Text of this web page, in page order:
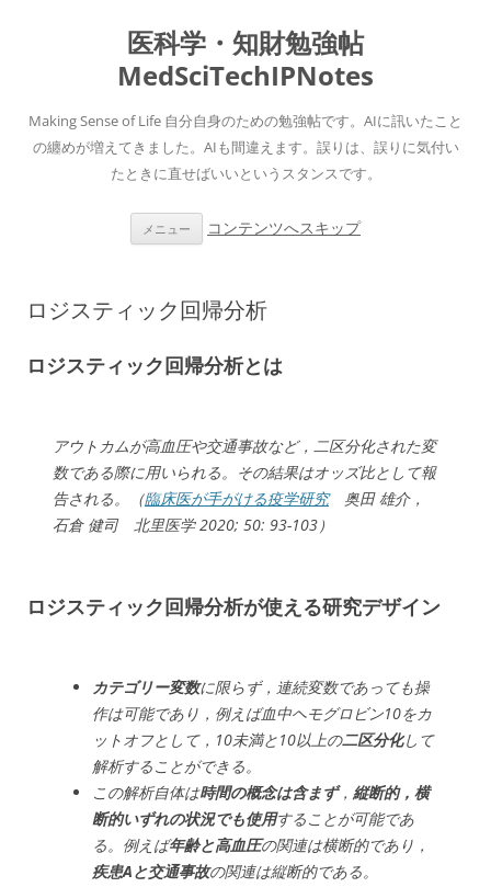
医科学・知財勉強帖
MedSciTechIPNotes
Making Sense of Life 自分自身のための勉強帖です。AIに訊いたこと
の纏めが増えてきました。AIも間違えます。誤りは、誤りに気付い
たときに直せばいいというスタンスです。
メニュー コンテンツへスキップ
ロジスティック回帰分析
ロジスティック回帰分析とは
アウトカムが高血圧や交通事故など，二区分化された変
数である際に用いられる。その結果はオッズ比として報
告される。（臨床医が手がける疫学研究奥田 雄介，
石倉 健司 北里医学 2020; 50: 93-103）
ロジスティック回帰分析が使える研究デザイン
カテゴリー変数に限らず，連続変数であっても操
作は可能であり，例えば血中ヘモグロビン10をカ
ットオフとして，10未満と10以上の二区分化して
解析することができる。
この解析自体は時間の概念は含まず， 縦断的，横
断的いずれの状況でも使用することが可能であ
る。例えば年齢と高血圧の関連は横断的であり，
疾患Aと交通事故の関連は縦断的である。